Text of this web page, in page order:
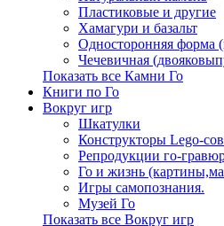
Пластиковые и другие
Хамагури и базальт
Односторонняя форма
Чечевичная
Показать все Камни Го
Книги по Го
Вокруг игр
Шкатулки
Конструкторы Lego-
Репродукции го-
Го и жизнь
Игры самопознания.
Музей Го
Показать все Вокруг игр